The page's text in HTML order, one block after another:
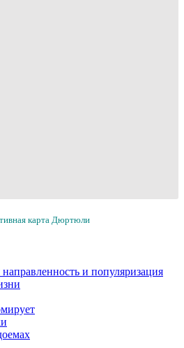
карта Дюртюли
и популяризация